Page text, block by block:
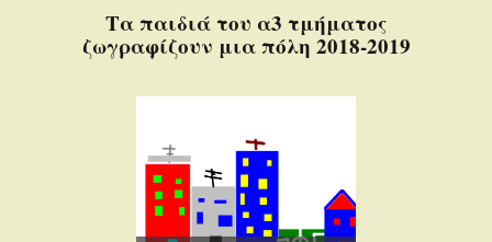
Τα παιδιά του α3 τμήματος
ζωγραφίζουν μια πόλη 2018-2019